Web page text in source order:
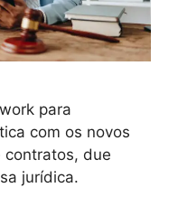
para
com os novos
contratos, due
jurídica.